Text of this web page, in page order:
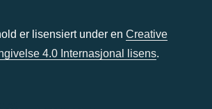
er lisensiert under en Creative
4.0 Internasjonal lisens.